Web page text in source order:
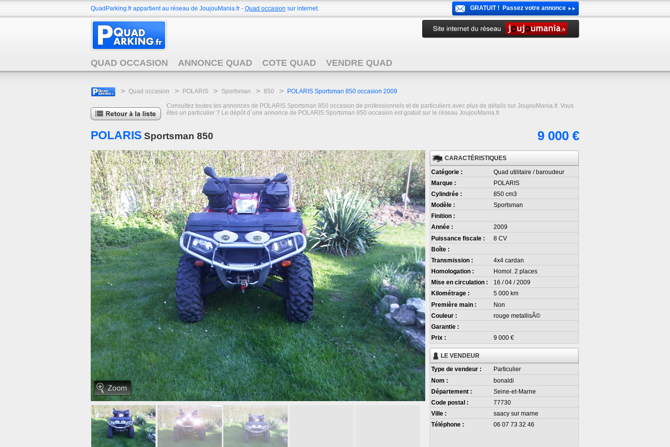
QuadParking.fr appartient au réseau de JoujouMania.fr - Quad occasion sur internet. GRATUIT ! Passez votre annonce
QUAD OCCASION ANNONCE QUAD COTE QUAD VENDRE QUAD
> Quad occasion > POLARIS > Sportsman > 850 > POLARIS Sportsman 850 occasion 2009
Consultez toutes les annonces de POLARIS Sportsman 850 occasion de professionnels et de particuliers avec plus de détails sur JoujouMania.fr. Vous
êtes un particulier ? Le dépôt d´une annonce de POLARIS Sportsman 850 occasion est gratuit sur le réseau JoujouMania.fr.
POLARIS Sportsman 850 9 000 €
CARACTÉRISTIQUES
Catégorie :
Quad utilitaire / baroudeur
Marque :
POLARIS
Cylindrée :
850 cm3
Modèle :
Sportsman
Finition :
Année :
2009
Puissance fiscale :
8 CV
Boîte :
Transmission :
4x4 cardan
Homologation :
Homol. 2 places
Mise en circulation :
16 / 04 / 2009
Kilométrage :
5 000 km
Première main :
Non
Couleur :
rouge metallisÃ©
Garantie :
Prix :
9 000 €
LE VENDEUR
Type de vendeur :
Particulier
Nom :
bonaldi
Département :
Seine-et-Marne
Code postal :
77730
Ville :
saacy sur marne
Téléphone :
06 07 73 32 46